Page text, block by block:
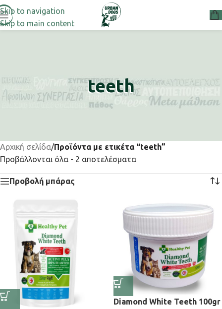
Skip to navigation
Skip to main content
teeth
Αρχική σελίδα/Προϊόντα με ετικέτα “teeth”
Προβάλλονται όλα - 2 αποτελέσματα
Προβολή μπάρας
Diamond White Teeth 100gr